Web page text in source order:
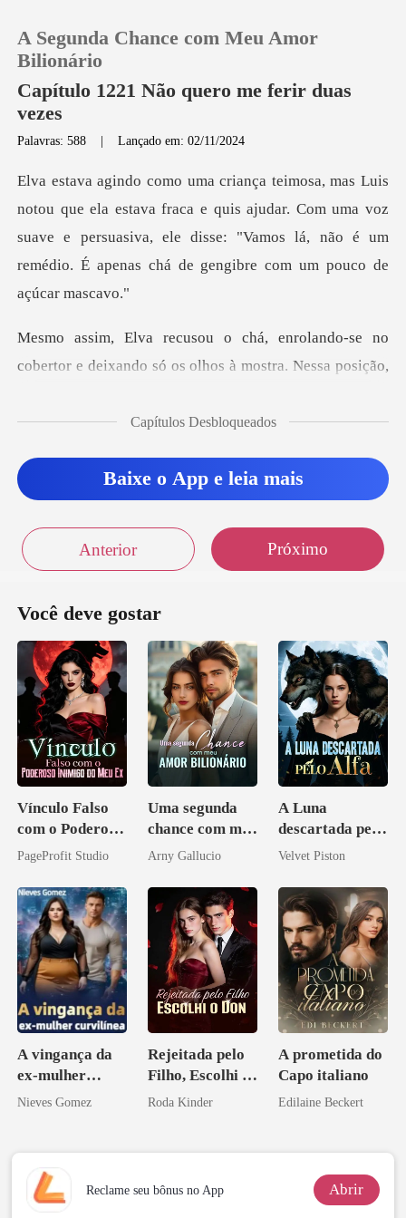
Loja
Histórico
Sair
Baixar App
A Segunda Chance com Meu Amor
Bilionário
Capítulo 1221 Não quero me ferir duas
vezes
Palavras: 588 |Lançado em: 02/11/2024
fraca e quis ajudar. Com uma voz
suave e persuasiva, ele disse: "Vamos lá,
do-se no
cobertor e deixando só os olhos
Capítulos Desbloqueados
Baixe o App e leia mais
Anterior Próximo
Você deve gostar
Vínculo Falso
com o Poderoso
Inimigo do Meu
PageProfit Studio
Uma segunda
chance com meu
amor bilionário
Arny Gallucio
A Luna
descartada pelo
Alfa
Velvet Piston
A vingança da
ex-mulher
curvilínea
Nieves Gomez
Rejeitada pelo
Filho, Escolhi o
Don
Roda Kinder
A prometida do
Capo italiano
Edilaine Beckert
Reclame seu bônus no App Abrir